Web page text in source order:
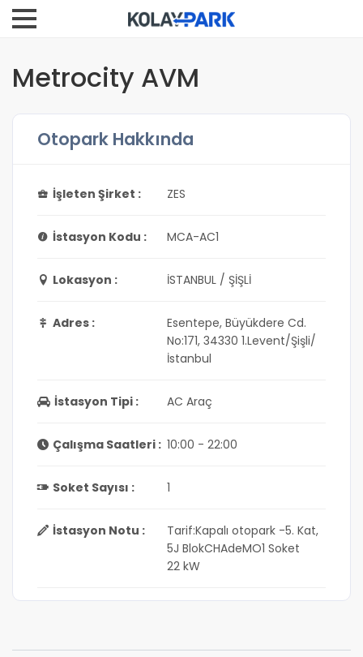
Metrocity AVM
Otopark Hakkında
İşleten Şirket : ZES
İstasyon Kodu : MCA-AC1
Lokasyon : İSTANBUL / ŞİŞLİ
Adres :
Esentepe, Büyükdere Cd.
No:171, 34330 1.Levent/Şişli/
İstanbul
İstasyon Tipi : AC Araç
Çalışma Saatleri : 10:00 - 22:00
Soket Sayısı : 1
İstasyon Notu :
Tarif:Kapalı otopark -5. Kat,
5J BlokCHAdeMO1 Soket
22 kW